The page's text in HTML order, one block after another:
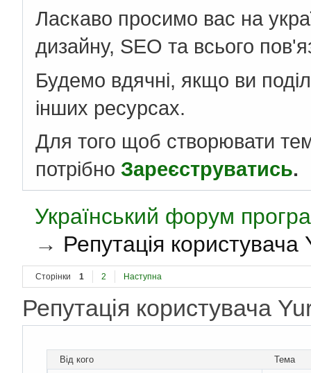
Ласкаво просимо вас на
дизайну, SEO та всього
Будемо вдячні, якщо ви
інших ресурсах.
Для того щоб створювати
потрібно Зареєструватись.
Український форум
→ Репутація користувача
Сторінки 1 2 Наступна
Репутація користувача
Від кого Тема